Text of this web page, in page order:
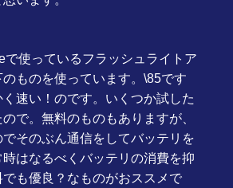
で使っているフラッシュライトア
ものを使っています。\85です
速い！のです。いくつか試した
で。無料のものもありますが、
そのぶん通信をしてバッテリを
はなるべくバッテリの消費を抑
でも優良？なものがおススメで